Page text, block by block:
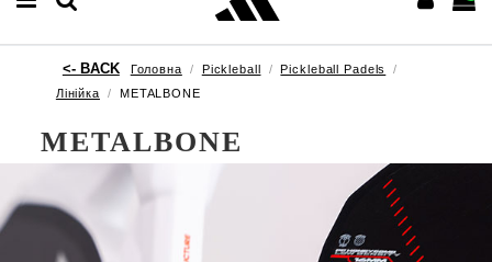
Головна Pickleball
Pickleball Padels
Лінійка
METALBONE
METALBONE